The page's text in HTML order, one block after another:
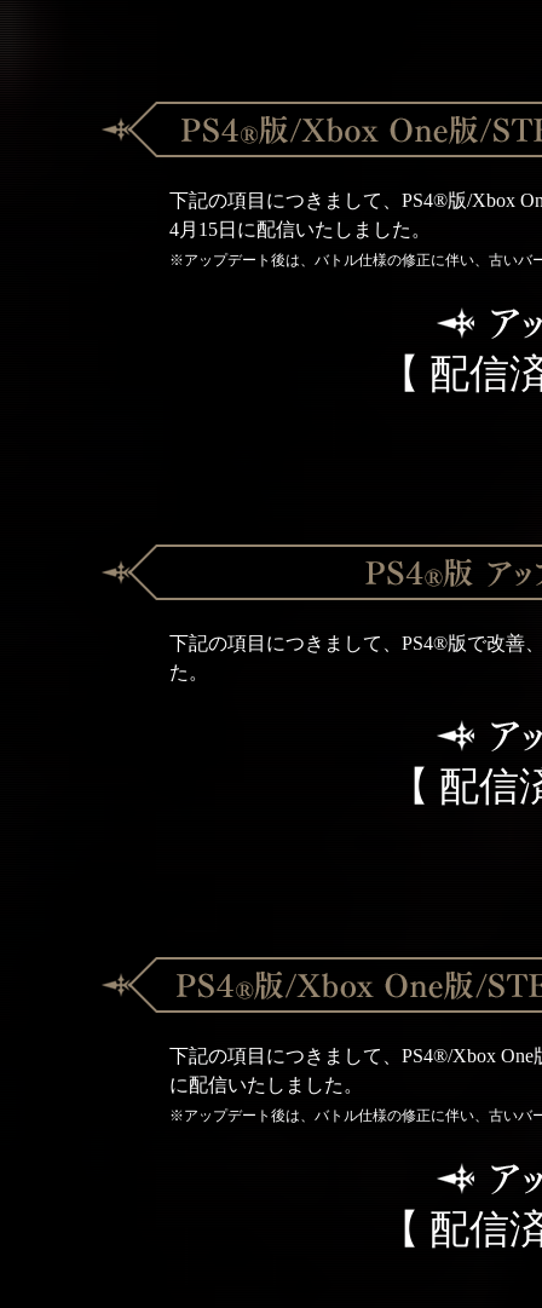
下記の項目につきまして、PS4®版/Xbox
4月15日に配信いたしました。
※アップデート後は、バトル仕様の修正に伴い、古いバ
【 配信
下記の項目につきまして、PS4®版で改善
た。
【 配
下記の項目につきまして、PS4®/Xbox
に配信いたしました。
※アップデート後は、バトル仕様の修正に伴い、古いバ
【 配信